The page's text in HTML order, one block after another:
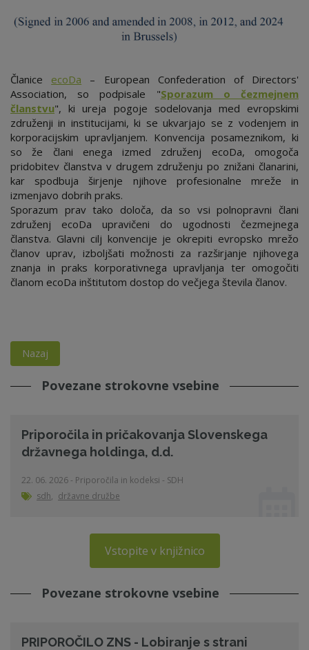
Članice ecoDa – European Confederation of Directors'
Association, so podpisale "Sporazum o čezmejnem
članstvu", ki ureja pogoje sodelovanja med evropskimi
združenji in institucijami, ki se ukvarjajo se z vodenjem in
korporacijskim upravljanjem. Konvencija posameznikom, ki
so že člani enega izmed združenj ecoDa, omogoča
pridobitev članstva v drugem združenju po znižani članarini,
kar spodbuja širjenje njihove profesionalne mreže in
izmenjavo dobrih praks.
Sporazum prav tako določa, da so vsi polnopravni člani
združenj ecoDa upravičeni do ugodnosti čezmejnega
članstva. Glavni cilj konvencije je okrepiti evropsko mrežo
članov uprav, izboljšati možnosti za razširjanje njihovega
znanja in praks korporativnega upravljanja ter omogočiti
članom ecoDa inštitutom dostop do večjega števila članov.
Nazaj
Povezane strokovne vsebine
Priporočila in pričakovanja Slovenskega
državnega holdinga, d.d.
22. 06. 2026 - Priporočila in kodeksi - SDH
sdh, državne družbe
Vstopite v knjižnico
Povezane strokovne vsebine
PRIPOROČILO ZNS - Lobiranje s strani